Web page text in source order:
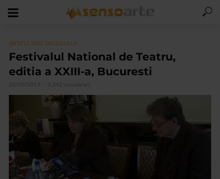
ARTELE SPECTACOLULUI
Festivalul National de Teatru,
editia a XXIII-a, Bucuresti
22/10/2013 3.242 vizualizari